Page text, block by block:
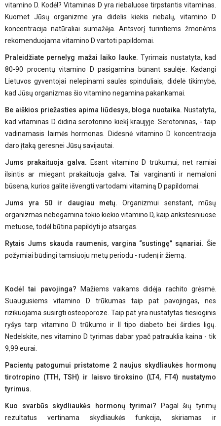
vitamino D. Kodėl? Vitaminas D yra riebaluose tirpstantis vitaminas.
Kuomet Jūsų organizme yra didelis kiekis riebalų, vitamino D
koncentracija natūraliai sumažėja. Antsvorį turintiems žmonėms
rekomenduojama vitamino D vartoti papildomai.
Praleidžiate pernelyg mažai laiko lauke. Tyrimais nustatyta, kad
80-90 procentų vitamino D pasigamina būnant saulėje. Kadangi
Lietuvos gyventojai nelepinami saulės spinduliais, didelė tikimybė,
kad Jūsų organizmas šio vitamino negamina pakankamai.
Be aiškios priežasties apima liūdesys, bloga nuotaika. Nustatyta,
kad vitaminas D didina serotonino kiekį kraujyje. Serotoninas, - taip
vadinamasis laimės hormonas. Didesnė vitamino D koncentracija
daro įtaką geresnei Jūsų savijautai.
Jums prakaituoja galva. Esant vitamino D trūkumui, net ramiai
ilsintis ar miegant prakaituoja galva. Tai varginanti ir nemaloni
būsena, kurios galite išvengti vartodami vitaminą D papildomai.
Jums yra 50 ir daugiau metų. Organizmui senstant, mūsų
organizmas nebegamina tokio kiekio vitamino D, kaip ankstesniuose
metuose, todėl būtina papildyti jo atsargas.
Rytais Jums skauda raumenis, vargina “sustingę” sąnariai. Šie
požymiai būdingi tamsiuoju metų periodu - rudenį ir žiemą.
Kodėl tai pavojinga? Mažiems vaikams didėja rachito grėsmė.
Suaugusiems vitamino D trūkumas taip pat pavojingas, nes
rizikuojama susirgti osteoporoze. Taip pat yra nustatytas tiesioginis
ryšys tarp vitamino D trūkumo ir II tipo diabeto bei širdies ligų.
Nedelskite, nes vitamino D tyrimas dabar ypač patrauklia kaina - tik
9,99 eurai.
Pacientų patogumui pristatome 2 naujus skydliaukės hormonų
tirotropino (TTH, TSH) ir laisvo tiroksino (LT4, FT4) nustatymo
tyrimus.
Kuo svarbūs skydliaukės hormonų tyrimai? Pagal šių tyrimų
rezultatus vertinama skydliaukės funkcija, skiriamas ir